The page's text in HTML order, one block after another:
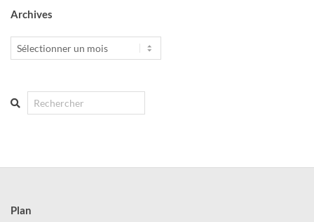
Archives
Archives
Search
Plan